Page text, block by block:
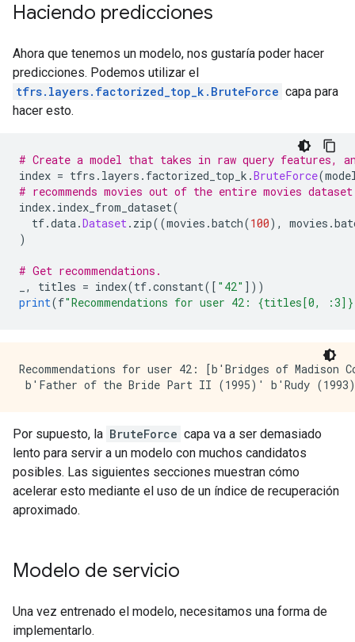
Haciendo predicciones
Ahora que tenemos un modelo, nos gustaría poder hacer
predicciones. Podemos utilizar el
tfrs.layers.factorized_top_k.BruteForce capa para
hacer esto.
# Create a model that takes in raw query features,
index = tfrs . layers . factorized_top_k .BruteForce(
# recommends movies out of the entire movies
index. index_from_dataset(
tf.data.Dataset. zip((movies .batch(100), movies .
)
# Get recommendations.
, titles = index(tf.constant([ "42" ]))
print(f"Recommendations for user 42: {titles[0,
Recommendations for user 42: [b'Bridges of Madison
Por supuesto, la BruteForce capa va a ser demasiado
lento para servir a un modelo con muchos candidatos
posibles. Las siguientes secciones muestran cómo
acelerar esto mediante el uso de un índice de recuperación
aproximado.
Modelo de servicio
Una vez entrenado el modelo, necesitamos una forma de
implementarlo.